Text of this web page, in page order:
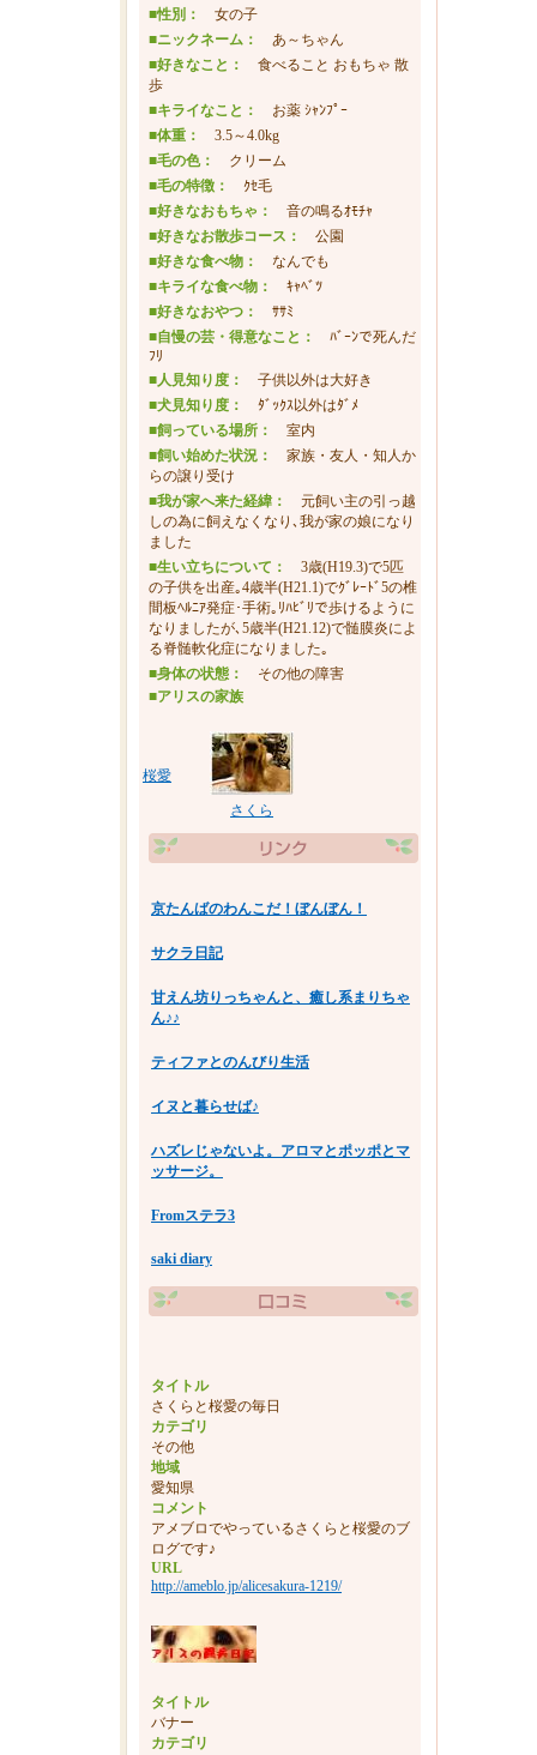
■性別： 女の子
■ニックネーム： あ～ちゃん
■好きなこと： 食べること おもちゃ 散
歩
■キライなこと： お薬 ｼｬﾝﾌﾟｰ
■体重： 3.5～4.0kg
■毛の色： クリーム
■毛の特徴： ｸｾ毛
■好きなおもちゃ： 音の鳴るｵﾓﾁｬ
■好きなお散歩コース： 公園
■好きな食べ物： なんでも
■キライな食べ物： ｷｬﾍﾞﾂ
■好きなおやつ： ｻｻﾐ
■自慢の芸・得意なこと： ﾊﾞｰﾝで死んだ
ﾌﾘ
■人見知り度： 子供以外は大好き
■犬見知り度： ﾀﾞｯｸｽ以外はﾀﾞﾒ
■飼っている場所： 室内
■飼い始めた状況： 家族・友人・知人か
らの譲り受け
■我が家へ来た経緯： 元飼い主の引っ越
しの為に飼えなくなり､我が家の娘になり
ました
■生い立ちについて： 3歳(H19.3)で5匹
の子供を出産｡4歳半(H21.1)でｸﾞﾚｰﾄﾞ5の椎
間板ﾍﾙﾆｱ発症･手術｡ﾘﾊﾋﾞﾘで歩けるように
なりましたが､5歳半(H21.12)で髄膜炎によ
る脊髄軟化症になりました｡
■身体の状態： その他の障害
■アリスの家族
桜愛
さくら
京たんばのわんこだ！ぼんぼん！
サクラ日記
甘えん坊りっちゃんと、癒し系まりちゃ
ん♪♪
ティファとのんびり生活
イヌと暮らせば♪
ハズレじゃないよ。アロマとポッポとマ
ッサージ。
Fromステラ3
saki diary
タイトル
さくらと桜愛の毎日
カテゴリ
その他
地域
愛知県
コメント
アメブロでやっているさくらと桜愛のブ
ログです♪
URL
http://ameblo.jp/alicesakura-1219/
タイトル
バナー
カテゴリ